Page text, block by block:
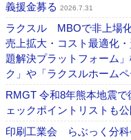
義援金募る 2026.7.31
ラクスル MBOで非上場
売上拡大・コスト最適化
題解決プラットフォーム
ク」や「ラクスルホーム
RMGT 令和8年熊本地震
ェックポイントリストも公
印刷工業会 らぶっく分